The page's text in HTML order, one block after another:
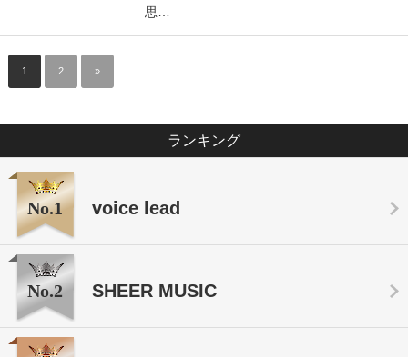
思…
1 2 »
ランキング
No.1 voice lead
No.2 SHEER MUSIC